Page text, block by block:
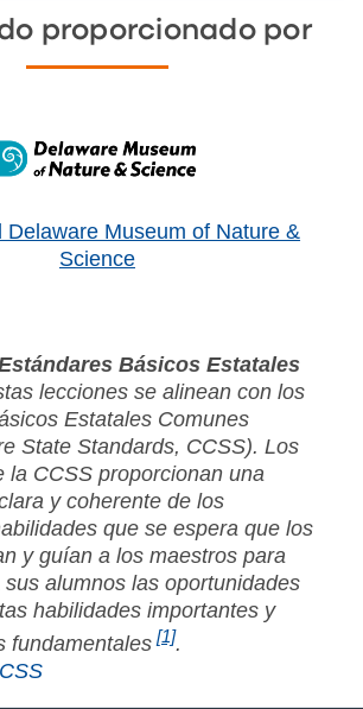
proporcionado por
Delaware Museum of Nature &
Science
Básicos Estatales
lecciones se alinean con los
Estatales Comunes
State Standards, CCSS). Los
la CCSS proporcionan una
y coherente de los
que se espera que los
y guían a los maestros para
alumnos las oportunidades
habilidades importantes y
fundamentales [1].